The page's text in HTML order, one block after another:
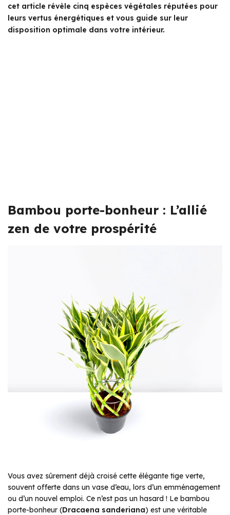
cet article révèle cinq espèces végétales réputées pour
leurs vertus énergétiques et vous guide sur leur
disposition optimale dans votre intérieur.
Bambou porte-bonheur : L’allié
zen de votre prospérité
Vous avez sûrement déjà croisé cette élégante tige verte,
souvent offerte dans un vase d’eau, lors d’un emménagement
ou d’un nouvel emploi. Ce n’est pas un hasard ! Le bambou
porte-bonheur (Dracaena sanderiana) est une véritable